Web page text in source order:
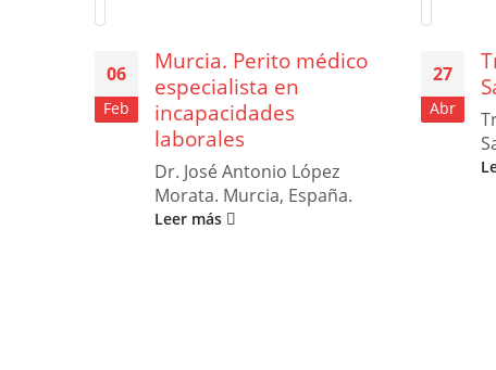
06
Feb
Murcia. Perito médico
especialista en
incapacidades
laborales
Dr. José Antonio López
Morata. Murcia, España.
Leer más
27
Abr